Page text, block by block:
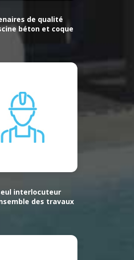
de qualité
béton et coque
interlocuteur
des travaux